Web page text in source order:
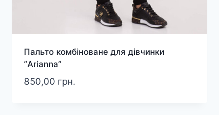
Пальто комбіноване для дівчинки
“Arianna”
850,00 грн.